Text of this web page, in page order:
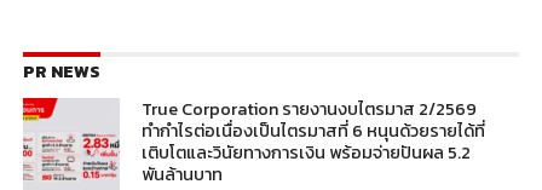
PR NEWS
True Corporation รายงานงบไตรมาส 2/2569
ทำกำไรต่อเนื่องเป็นไตรมาสที่ 6 หนุนด้วยรายได้ที่
เติบโตและวินัยทางการเงิน พร้อมจ่ายปันผล 5.2
พันล้านบาท